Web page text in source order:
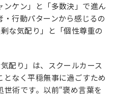
ンケン」と「多数決」で進ん
行動パターンから感じるの
な気配り」と「個性尊重の
配り」は、スクールカース
となく平穏無事に過ごすため
術です。以前“褒め言葉を